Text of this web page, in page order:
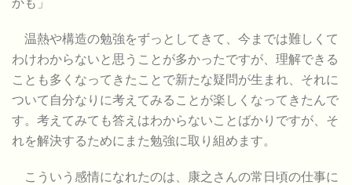
温熱や構造の勉強をずっとしてきて、今までは難しくて
わけわからないと思うことが多かったですが、理解できる
ことも多くなってきたことで新たな疑問が生まれ、それに
ついて自分なりに考えてみることが楽しくなってきたんで
す。考えてみても答えはわからないことばかりですが、そ
れを解決するためにまた勉強に取り組めます。
こういう感情になれたのは、康之さんの常日頃の仕事に